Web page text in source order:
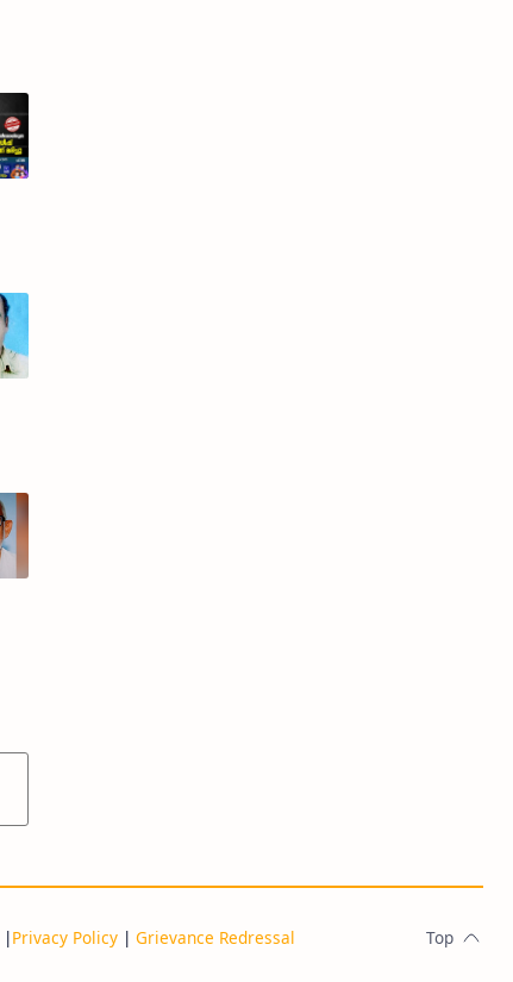
|Privacy Policy | Grievance Redressal